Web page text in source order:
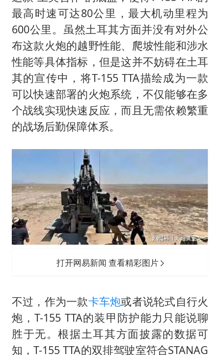
最高时速可达80公里，最大机动里程为
600公里。虽然土耳其方面并没有对外公
布这款火炮的越野性能、爬坡性能和涉水
性能等具体指标，但是这并不妨碍在土耳
其的宣传中，将T-155 TTA描绘成为一款
可以快速部署的火炮系统，不仅能够在多
个战线实现快速反应，而且无需依赖繁重
的战场后勤保障体系。
打开网易新闻 查看精彩图片
不过，作为一款卡车炮或者说轮式自行火
炮，T-155 TTA的装甲防护能力只能说聊
胜于无。根据土耳其方面披露的数据可
知，T-155 TTA的双排驾驶室符合STANAG